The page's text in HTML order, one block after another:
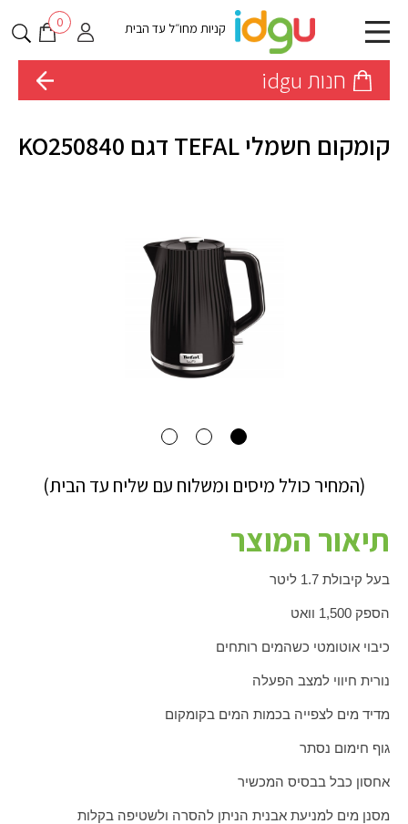
קניות מחו״ל עד הבית 0
חנות idgu
קומקום חשמלי TEFAL דגם KO250840
(המחיר כולל מיסים ומשלוח עם שליח עד הבית)
תיאור המוצר
בעל קיבולת 1.7 ליטר
הספק 1,500 וואט
כיבוי אוטומטי כשהמים רותחים
נורית חיווי למצב הפעלה
מדיד מים לצפייה בכמות המים בקומקום
גוף חימום נסתר
אחסון כבל בבסיס המכשיר
מסנן מים למניעת אבנית הניתן להסרה ולשטיפה בקלות